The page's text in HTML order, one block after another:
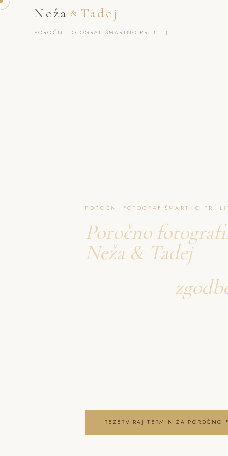
Neža & Tadej
POROČNI FOTOGRAF ŠMARTNO PRI LITIJI
POROČNI FOTOGRAF ŠMARTNO PRI
Poročno
Neža & Tadej
o poročno
REZERVIRAJ TERMIN ZA POROČNO